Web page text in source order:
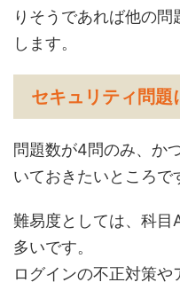
りそうであれば他の
します。
セキュリティ問題
問題数が4問のみ、か
いておきたいところで
難易度としては、科目
多いです。
ログインの不正対策